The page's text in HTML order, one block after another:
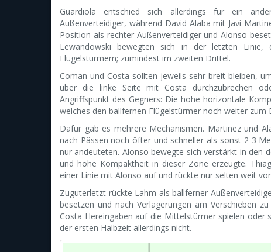
Guardiola entschied sich allerdings für ein
Außenverteidiger, während David Alaba mit Javi
Position als rechter Außenverteidiger und Alonso
Lewandowski bewegten sich in der letzten
Flügelstürmern; zumindest im zweiten Drittel.
Coman und Costa sollten jeweils sehr breit bleiben,
über die linke Seite mit Costa durchzubrechen
Angriffspunkt des Gegners: Die hohe horizontale
welches den ballfernen Flügelstürmer noch weiter zum
Dafür gab es mehrere Mechanismen. Martinez und
nach Pässen noch öfter und schneller als sonst 2-3
nur andeuteten. Alonso bewegte sich verstärkt in den
und hohe Kompaktheit in dieser Zone erzeugte.
einer Linie mit Alonso auf und rückte nur selten weit
Zuguterletzt rückte Lahm als ballferner
besetzen und nach Verlagerungen am Verschieben
Costa Hereingaben auf die Mittelstürmer spielen oder
der ersten Halbzeit allerdings nicht.